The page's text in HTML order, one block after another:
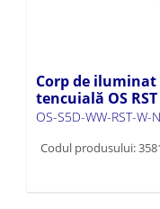
Corp de iluminat
tencuială OS
OS-S5D-WW-RST-W-
Codul produsului: